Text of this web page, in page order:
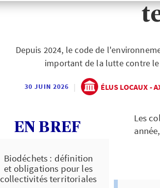
Depuis 2024, le code de
important de la lutte contre
30 JUIN 2026 | ÉLUS LOCAUX -
EN BREF
Biodéchets : définition
et obligations pour les
collectivités territoriales
Les